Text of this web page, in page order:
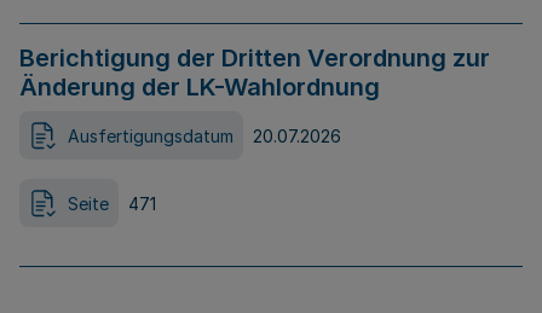
Berichtigung der Dritten Verordnung zur
Änderung der LK-Wahlordnung
Ausfertigungsdatum 20.07.2026
Seite 471